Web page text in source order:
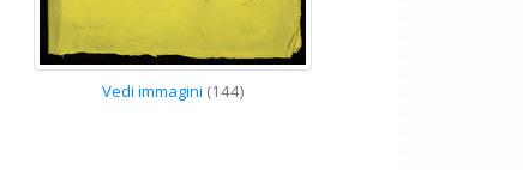
Vedi immagini (144)